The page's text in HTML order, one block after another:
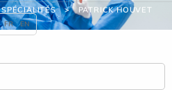
PATRICK HOUVET
FR EN